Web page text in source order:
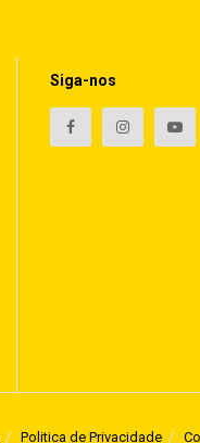
Siga-nos
Politica de Privacidade